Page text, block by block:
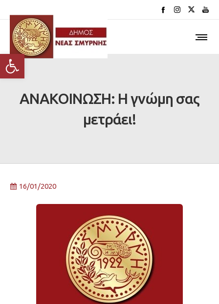
Ανοίξτε τη γραμμή εργαλείων
ΑΝΑΚΟΙΝΩΣΗ: Η γνώμη σας
μετράει!
16/01/2020